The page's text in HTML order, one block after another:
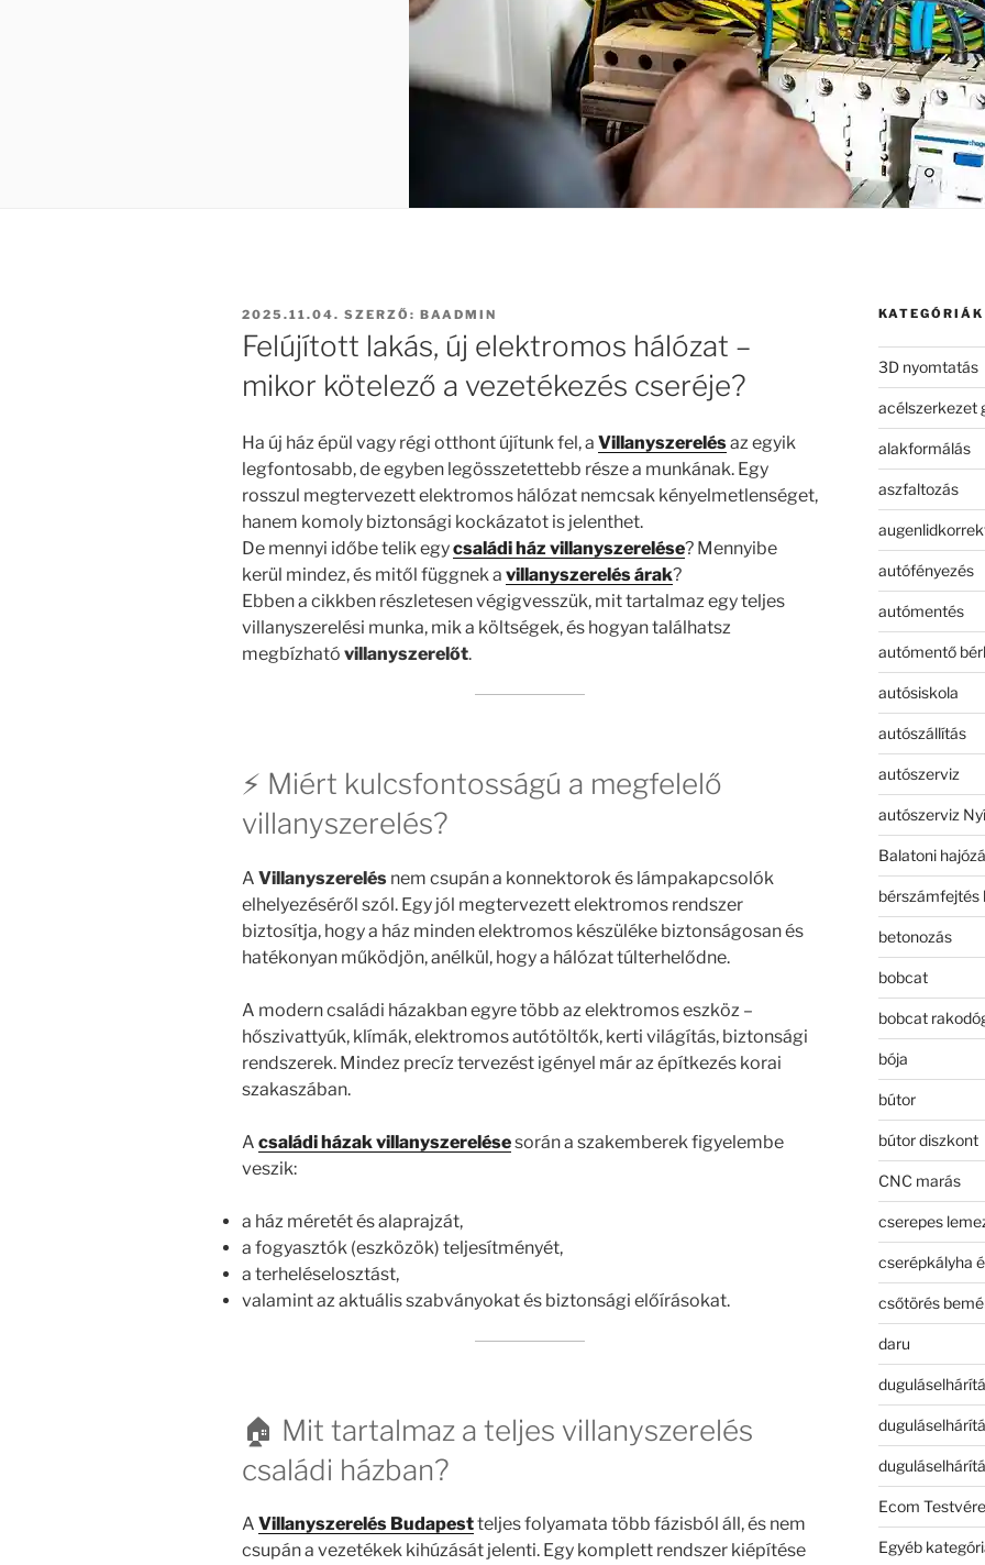
BEKÜLDVE:
2025.11.04. SZERZŐ: BAADMIN
Felújított lakás, új elektromos hálózat –
mikor kötelező a vezetékezés cseréje?
Ha új ház épül vagy régi otthont újítunk fel, a Villanyszerelésaz egyik
legfontosabb, de egyben legösszetettebb része a munkának. Egy
rosszul megtervezett elektromos hálózat nemcsak kényelmetlenséget,
hanem komoly biztonsági kockázatot is jelenthet.
De mennyi időbe telik egycsaládi ház villanyszerelése? Mennyibe
kerül mindez, és mitől függnek a villanyszerelés árak?
Ebben a cikkben részletesen végigvesszük, mit tartalmaz egy teljes
villanyszerelési munka, mik a költségek, és hogyan találhatsz
megbízható villanyszerelőt.
⚡ Miért kulcsfontosságú a megfelelő
villanyszerelés?
A Villanyszerelés nem csupán a konnektorok és lámpakapcsolók
elhelyezéséről szól. Egy jól megtervezett elektromos rendszer
biztosítja, hogy a ház minden elektromos készüléke biztonságosan és
hatékonyan működjön, anélkül, hogy a hálózat túlterhelődne.
A modern családi házakban egyre több az elektromos eszköz –
hőszivattyúk, klímák, elektromos autótöltők, kerti világítás, biztonsági
rendszerek. Mindez precíz tervezést igényel már az építkezés korai
szakaszában.
A családi házak villanyszerelésesorán a szakemberek figyelembe
veszik:
a ház méretét és alaprajzát,
a fogyasztók (eszközök) teljesítményét,
a terheléselosztást,
valamint az aktuális szabványokat és biztonsági előírásokat.
🏠 Mit tartalmaz a teljes villanyszerelés
családi házban?
A Villanyszerelés Budapestteljes folyamata több fázisból áll, és nem
csupán a vezetékek kihúzását jelenti. Egy komplett rendszer kiépítése
KATEGÓRIÁK
3D nyomtatás
acélszerkezet
alakformálás
aszfaltozás
autófényezés
autómentés
autómentő
autósiskola
autószállítás
autószerviz
autószerviz
Balatoni
bérszámfejtés
betonozás
bobcat
bobcat
bója
bútor
bútor diszkont
CNC marás
cserepes
cserépkályha
csőtörés
daru
Ecom
Egyéb